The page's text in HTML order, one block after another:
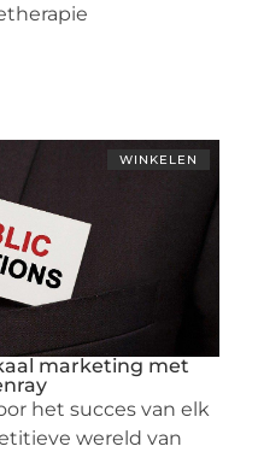
WINKELEN
marketing met
het succes van elk
wereld van